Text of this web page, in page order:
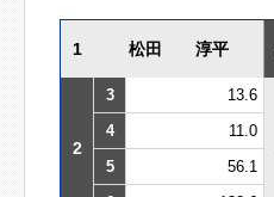
1 松田 淳平
2
3 13.6
4
11.0
5
56.1